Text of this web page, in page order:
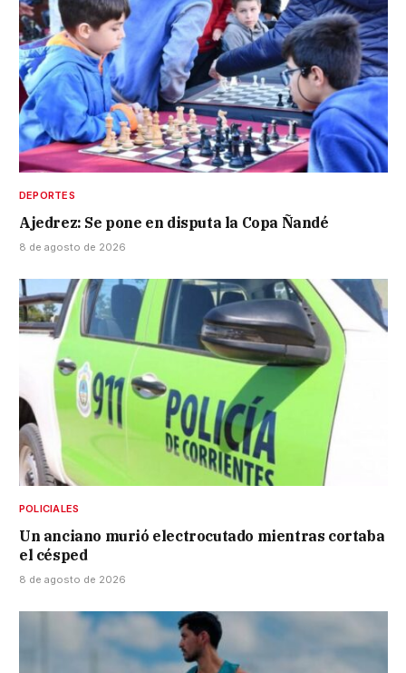
DEPORTES
Ajedrez: Se pone en disputa la Copa Ñandé
8 de agosto de 2026
POLICIALES
Un anciano murió electrocutado mientras cortaba
el césped
8 de agosto de 2026